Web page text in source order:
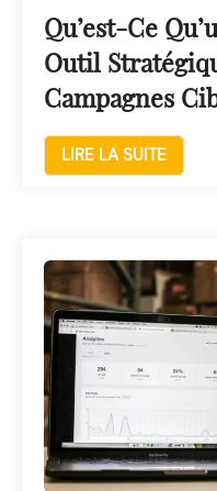
Qu’est-Ce
Outil
Campagnes
LIRE LA SUITE